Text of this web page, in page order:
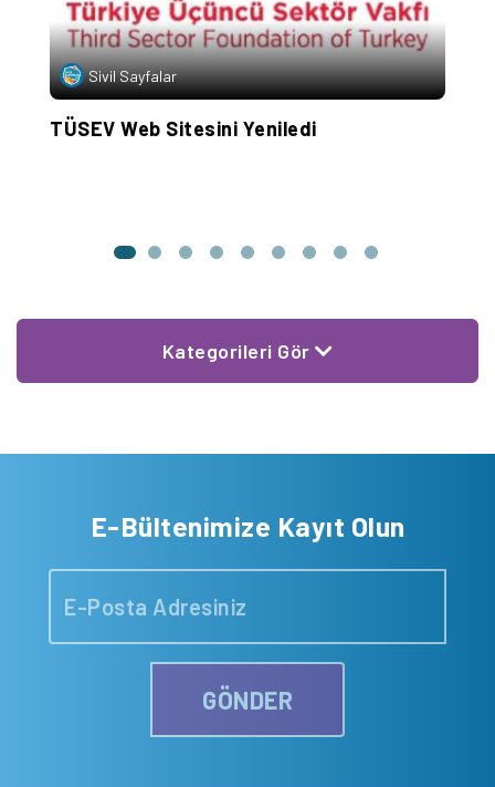
Sivil Sayfalar
TÜSEV Web Sitesini Yeniledi
Kategorileri Gör
E-Bültenimize Kayıt Olun
GÖNDER